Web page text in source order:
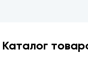
Каталог